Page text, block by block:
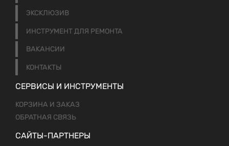
ЭКСКЛЮЗИВ
ИНСТРУМЕНТ ДЛЯ РЕМОНТА
ВАКАНСИИ
КОНТАКТЫ
СЕРВИСЫ И ИНСТРУМЕНТЫ
КОРЗИНА И ЗАКАЗ
ОБРАТНАЯ СВЯЗЬ
САЙТЫ-ПАРТНЕРЫ